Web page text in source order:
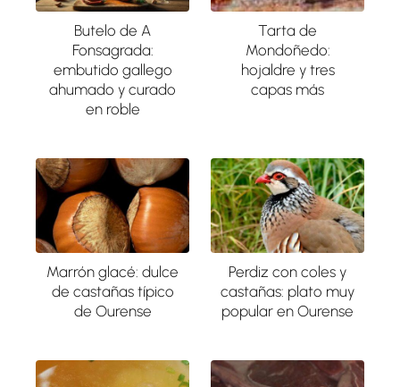
Butelo de A
Fonsagrada:
embutido gallego
ahumado y curado
en roble
Tarta de
Mondoñedo:
hojaldre y tres
capas más
Marrón glacé: dulce
de castañas típico
de Ourense
Perdiz con coles y
castañas: plato muy
popular en Ourense